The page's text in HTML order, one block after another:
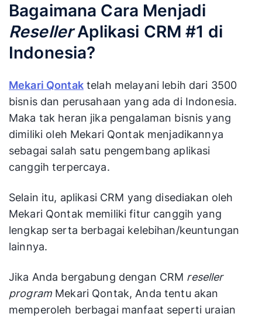
Bagaimana Cara Menjadi
ResellerAplikasi CRM #1 di
Indonesia?
Mekari Qontaktelah melayani lebih dari 3500
bisnis dan perusahaan yang ada di Indonesia.
Maka tak heran jika pengalaman bisnis yang
dimiliki oleh Mekari Qontak menjadikannya
sebagai salah satu pengembang aplikasi
canggih terpercaya.
Selain itu, aplikasi CRM yang disediakan oleh
Mekari Qontak memiliki fitur canggih yang
lengkap serta berbagai kelebihan/keuntungan
lainnya.
Jika Anda bergabung dengan CRM reseller
program Mekari Qontak, Anda tentu akan
memperoleh berbagai manfaat seperti uraian